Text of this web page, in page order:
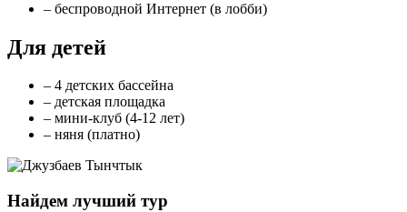
– беспроводной Интернет (в лобби)
Для детей
– 4 детских бассейна
– детская площадка
– мини-клуб (4-12 лет)
– няня (платно)
Найдем лучший тур